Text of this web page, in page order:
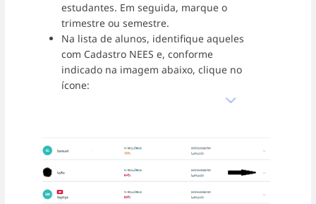
estudantes. Em seguida, marque o
trimestre ou semestre.
Na lista de alunos, identifique aqueles
com Cadastro NEES e, conforme
indicado na imagem abaixo, clique no
ícone: